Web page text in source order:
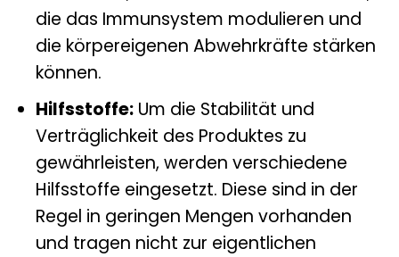
die das Immunsystem modulieren und
die körpereigenen Abwehrkräfte stärken
können.
Hilfsstoffe:Um die Stabilität und
Verträglichkeit des Produktes zu
gewährleisten, werden verschiedene
Hilfsstoffe eingesetzt. Diese sind in der
Regel in geringen Mengen vorhanden
und tragen nicht zur eigentlichen